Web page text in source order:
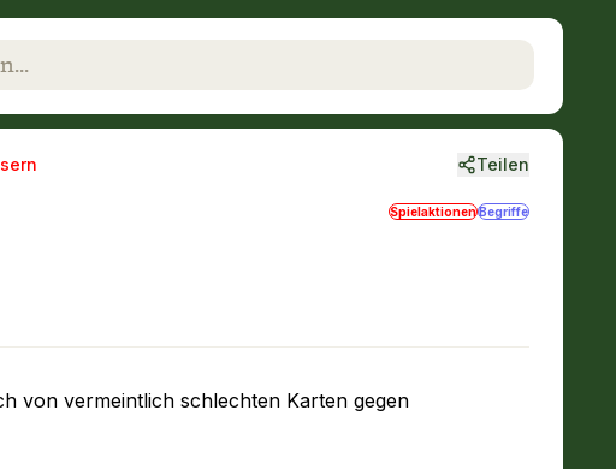
Teilen
SpielaktionenBegriffe
von vermeintlich schlechten Karten gegen